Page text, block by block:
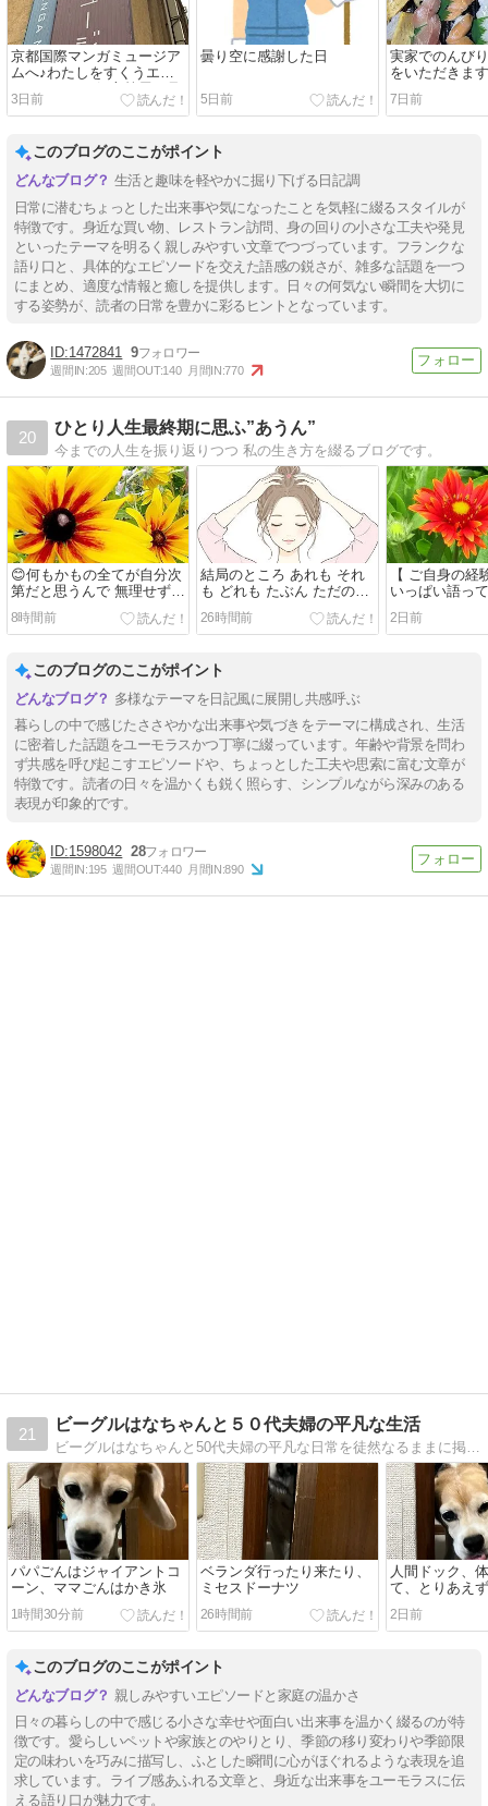
京都国際マンガミュージア
ムへ♪わたしをすくうエッ
セイマンガの処方箋展を見
てきました！
3日前
曇り空に感謝した日
5日前
実家でのんび
をいただきま
7日前
このブログのここがポイント
生活と趣味を軽やかに掘り下げる日記調
日常に潜むちょっとした出来事や気になったことを気軽に綴るスタイルが
特徴です。身近な買い物、レストラン訪問、身の回りの小さな工夫や発見
といったテーマを明るく親しみやすい文章でつづっています。フランクな
語り口と、具体的なエピソードを交えた語感の鋭さが、雑多な話題を一つ
にまとめ、適度な情報と癒しを提供します。日々の何気ない瞬間を大切に
する姿勢が、読者の日常を豊かに彩るヒントとなっています。
1472841 9
週間IN:205 週間OUT:140 月間IN:770
20
ひとり人生最終期に思ふ”あうん”
今までの人生を振り返りつつ 私の生き方を綴るブログです。
😊何もかもの全てが自分次
第だと思うんで 無理せずに
頑張っとく
8時間前
結局のところ あれも それ
も どれも たぶん ただの夏
バテだよね
26時間前
【 ご自身の経
いっぱい語っ
皆様😃ありが
2日前
このブログのここがポイント
多様なテーマを日記風に展開し共感呼ぶ
暮らしの中で感じたささやかな出来事や気づきをテーマに構成され、生活
に密着した話題をユーモラスかつ丁寧に綴っています。年齢や背景を問わ
ず共感を呼び起こすエピソードや、ちょっとした工夫や思索に富む文章が
特徴です。読者の日々を温かくも鋭く照らす、シンプルながら深みのある
表現が印象的です。
1598042 28
週間IN:195 週間OUT:440 月間IN:890
21
ビーグルはなちゃんと５０代夫婦の平凡な生活
ビーグルはなちゃんと50代夫婦の平凡な日常を徒然なるままに掲載していこうと思います。ちょっと覗いていただければうれしいです。
パパごんはジャイアントコ
ーン、ママごんはかき氷
1時間30分前
ベランダ行ったり来たり、
ミセスドーナツ
26時間前
人間ドック、
て、とりあえ
2日前
このブログのここがポイント
親しみやすいエピソードと家庭の温かさ
日々の暮らしの中で感じる小さな幸せや面白い出来事を温かく綴るのが特
徴です。愛らしいペットや家族とのやりとり、季節の移り変わりや季節限
定の味わいを巧みに描写し、ふとした瞬間に心がほぐれるような表現を追
求しています。ライブ感あふれる文章と、身近な出来事をユーモラスに伝
える語り口が魅力です。